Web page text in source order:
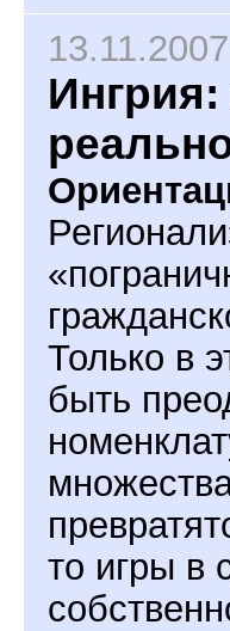
13.11.2007
Только в
быть
то игры в